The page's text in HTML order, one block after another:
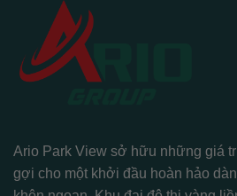
Ario Park View sở hữu những giá
gợi cho một khởi đầu hoàn hảo